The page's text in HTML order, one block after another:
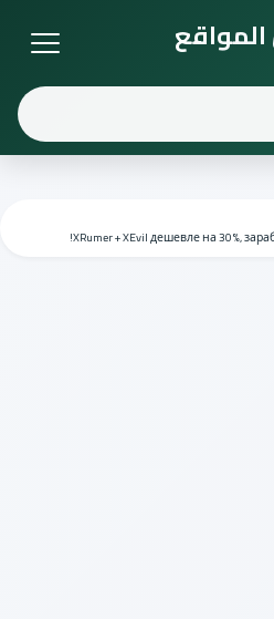
XRumer + XEvil дешевле на 30%,